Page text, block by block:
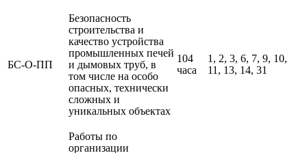
БС-О-ПП
Безопасность
строительства и
качество устройства
промышленных печей
и дымовых труб, в
том числе на особо
опасных, технически
сложных и
уникальных объектах
104
часа
1, 2, 3, 6, 7, 9, 10,
11, 13, 14, 31
Работы по
организации